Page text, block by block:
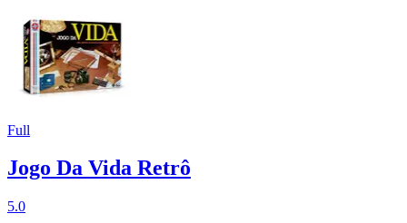
Full
Jogo Da Vida Retrô
5.0